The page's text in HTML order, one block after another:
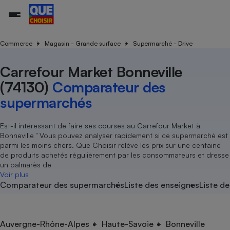
Commerce Magasin - Grande surface Supermarché - Drive
Carrefour Market Bonneville
(74130) Comparateur des
supermarchés
Est-il intéressant de faire ses courses au Carrefour Market à
Bonneville ’ Vous pouvez analyser rapidement si ce supermarché est
parmi les moins chers. Que Choisir relève les prix sur une centaine
de produits achetés régulièrement par les consommateurs et dresse
un palmarès de
Voir plus
Comparateur des supermarchésListe des enseignesListe
Auvergne-Rhône-Alpes Haute-Savoie Bonneville
Agriculture
Produit alimentaire
Achat - Vente - Location
Carburant
Magasin - Grande surface
Marketing - Fidélisation
Organismes de défense
Système judiciaire
Air
Eau
Achat - Vente - Travaux
Location
Sport
Vacances - Tourisme
électrique
Démarche administrative
Senior
Service marchand
Train
Transport aérien
Toutes les actualités
Enquêtes
Guides d'achat
Conseils
Brèves
Tous les services
Soumettre un litige
Lettres types
Rencontrer une association locale
Tous nos combats
Nos actions
Nos grandes victoires
Les billets de la présidente
Nos associations locales
Nous rejoindre
En savoir plus sur Que Choisir Ensemble
nous ?
L’association
Nos missions
Notre méthodologie
Notre financement
Nos partenaires
Nous rejoindre